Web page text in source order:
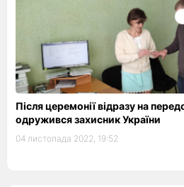
Після церемонії відразу на
одружився захисник України
04 листопада 2022, 19:52